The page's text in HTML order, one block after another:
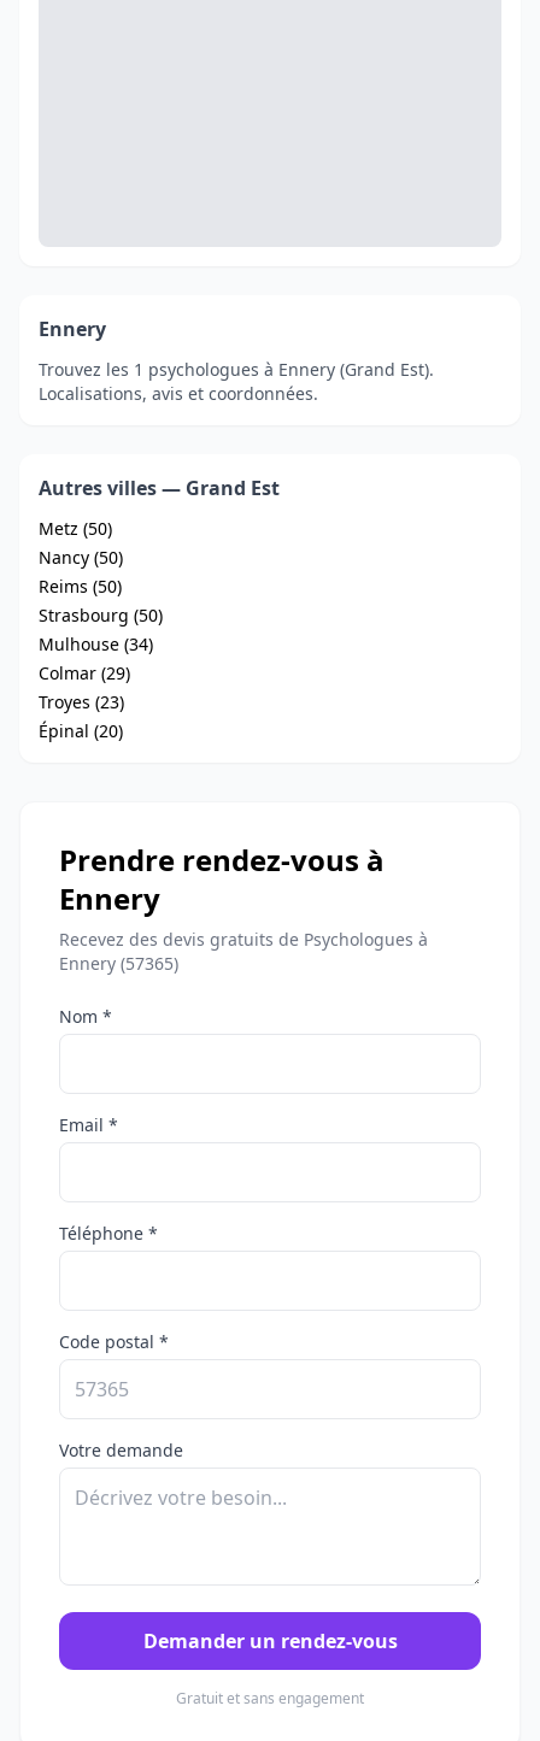
Ennery
Trouvez les 1 psychologues à Ennery (Grand Est).
Localisations, avis et coordonnées.
Autres villes — Grand Est
Metz (50)
Nancy (50)
Reims (50)
Strasbourg (50)
Mulhouse (34)
Colmar (29)
Troyes (23)
Épinal (20)
Prendre rendez-vous à
Ennery
Recevez des devis gratuits de Psychologues à
Ennery (57365)
Nom *
Email *
Téléphone *
Code postal *
Votre demande
Demander un rendez-vous
Gratuit et sans engagement